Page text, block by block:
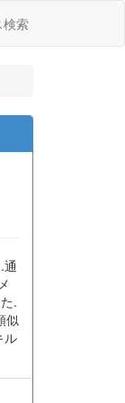
検索
.
似
ル